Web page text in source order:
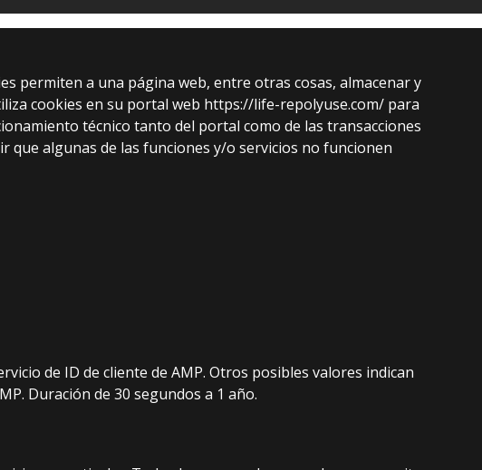
permiten a una página web, entre otras cosas, almacenar y
cookies en su portal web https://life-repolyuse.com/ para
técnico tanto del portal como de las transacciones
que algunas de las funciones y/o servicios no funcionen
de ID de cliente de AMP. Otros posibles valores indican
Duración de 30 segundos a 1 año.